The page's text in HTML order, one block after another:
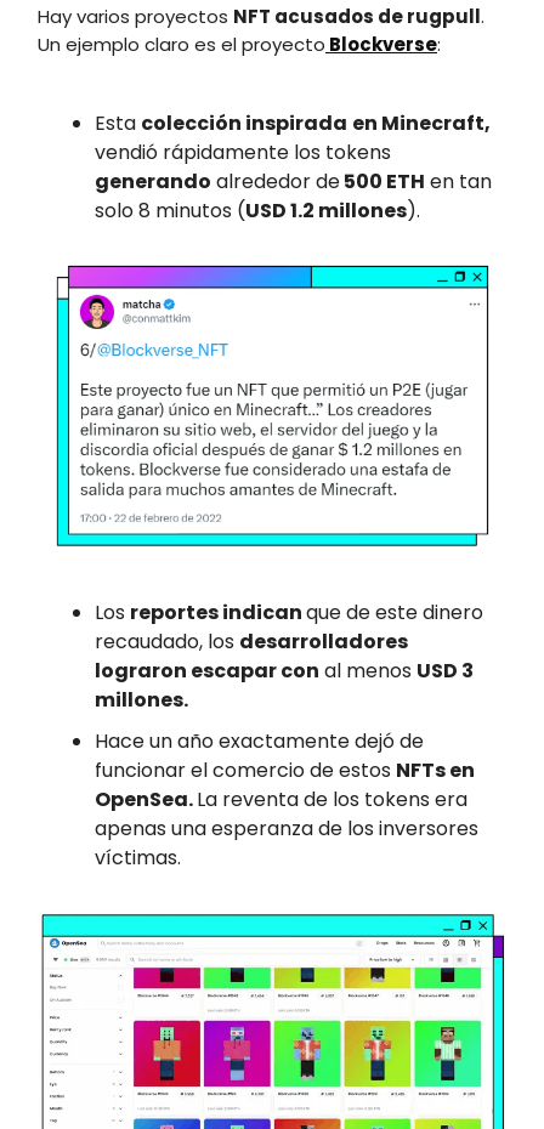
Hay varios proyectos NFT acusados de rugpull.
Un ejemplo claro es el proyecto Blockverse:
Esta colección inspirada en Minecraft,
vendió rápidamente los tokens
generando alrededor de500 ETH en tan
solo 8 minutos (USD 1.2 millones).
Los reportes indicanque de este dinero
recaudado, los desarrolladores
lograron escapar con al menos USD 3
millones.
Hace un año exactamente dejó de
funcionar el comercio de estos NFTs en
OpenSea.La reventa de los tokens era
apenas una esperanza de los inversores
víctimas.